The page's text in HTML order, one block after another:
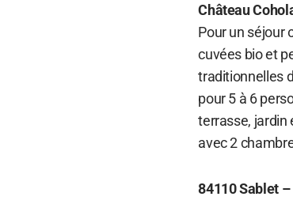
Château
Pour un séjour
cuvées bio et
traditionnelles
pour 5 à 6
terrasse, jardin
avec 2
84110 Sablet –